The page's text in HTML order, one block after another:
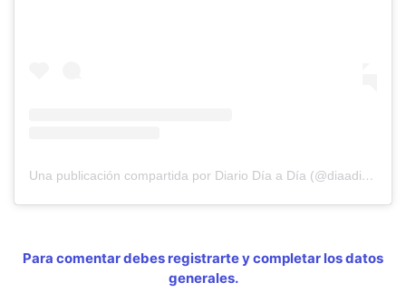
Una publicación compartida por Diario Día a Día (@diaadiapa)
Para comentar debes registrarte y completar los datos
generales.